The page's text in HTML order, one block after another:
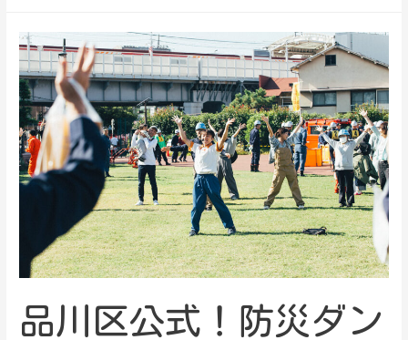
品川区公式！防災ダン